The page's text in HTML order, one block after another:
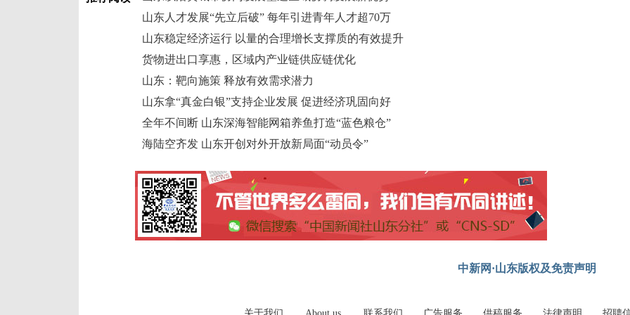
山东人才发展“先立后破” 每年引进青年人才超70万
山东稳定经济运行 以量的合理增长支撑质的有效提升
货物进出口享惠，区域内产业链供应链优化
山东：靶向施策 释放有效需求潜力
山东拿“真金白银”支持企业发展 促进经济巩固向好
全年不间断 山东深海智能网箱养鱼打造“蓝色粮仓”
海陆空齐发 山东开创对外开放新局面“动员令”
中新网·山东版权及免责声明